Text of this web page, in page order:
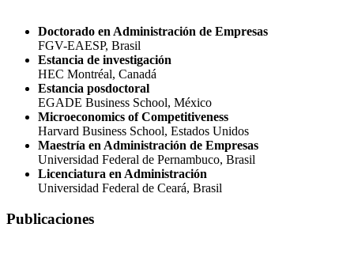
Doctorado en Administración de Empresas
FGV-EAESP, Brasil
Estancia de investigación
HEC Montréal, Canadá
Estancia posdoctoral
EGADE Business School, México
Microeconomics of Competitiveness
Harvard Business School, Estados Unidos
Maestría en Administración de Empresas
Universidad Federal de Pernambuco, Brasil
Licenciatura en Administración
Universidad Federal de Ceará, Brasil
Publicaciones